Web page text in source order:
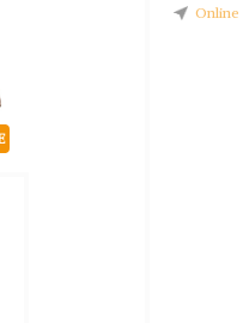
Online